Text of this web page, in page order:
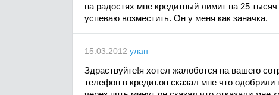
на радостях мне кредитный лимит на 25
успеваю возместить. Он у меня как заначка.
15.03.2012 улан
Здраствуйте!я хотел жалоботся на вашего
телефон в кредит.он сказал мне что